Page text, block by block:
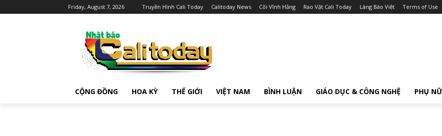
Friday, August 7, 2026 Truyền Hình Cali Today Calitoday News Cõi Vĩnh Hằng Rao Vặt Cali Today Làng Báo Việt Terms of Use
CỘNG ĐỒNG HOA KỲ THẾ GIỚI VIỆT NAM BÌNH LUẬN GIÁO DỤC & CÔNG NGHỆ PHỤ NỮ